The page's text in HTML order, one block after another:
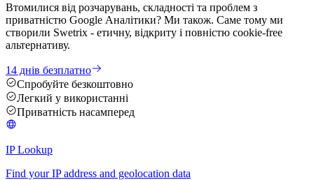
Втомилися від розчарувань, складності та проблем з
приватністю Google Аналітики? Ми також. Саме тому ми
створили Swetrix - етичну, відкриту і повністю cookie-free
альтернативу.
14 днів безплатно
Спробуйте безкоштовно
Легкий у використанні
Приватність насамперед
IP Lookup
Find your IP address and geolocation data